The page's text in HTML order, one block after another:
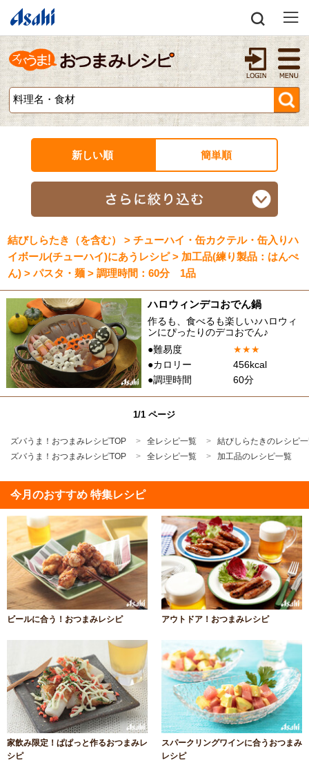
新しい順 簡単順
結びしらたき（を含む） > チューハイ・缶カクテル・缶入りハ
イボール(チューハイ)にあうレシピ > 加工品(練り製品：はんぺ
ん) > パスタ・麺 > 調理時間：60分 1品
ハロウィンデコおでん鍋
作るも、食べるも楽しい♪ハロウィ
ンにぴったりのデコおでん♪
●難易度
★★★
●カロリー
456kcal
●調理時間
60分
1/1 ページ
ズバうま！おつまみレシピTOP 全レシピ一覧
結びしらたきのレシピ
ズバうま！おつまみレシピTOP
全レシピ一覧 加工品のレシピ一覧
今月のおすすめ 特集レシピ
ビールに合う！おつまみレシピ アウトドア！おつまみレシピ
家飲み限定！ぱぱっと作るおつまみレ
シピ
スパークリングワインに合うおつまみ
レシピ